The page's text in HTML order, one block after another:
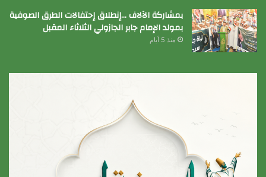
بمشاركة الآلاف …إنطلاق إحتفالات الطرق الصوفية
بمولد الإمام جابر الجازولي الثلاثاء المقبل
منذ 5 أيام